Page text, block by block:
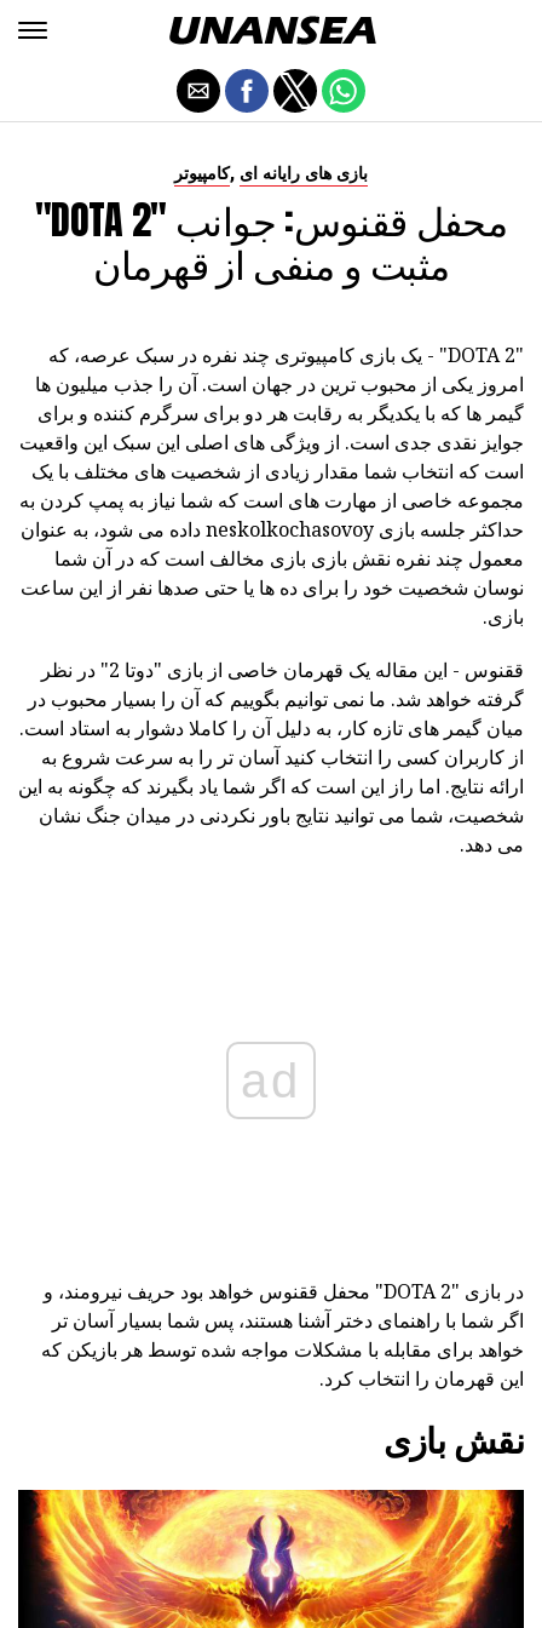
کامپیوتر, بازی های رایانه ای
"DOTA 2" محفل ققنوس: جوانب
مثبت و منفی از قهرمان
"DOTA 2" - یک بازی کامپیوتری چند نفره در سبک عرصه، که
امروز یکی از محبوب ترین در جهان است. آن را جذب میلیون ها
گیمر ها که با یکدیگر به رقابت هر دو برای سرگرم کننده و برای
جوایز نقدی جدی است. از ویژگی های اصلی این سبک این واقعیت
است که انتخاب شما مقدار زیادی از شخصیت های مختلف با یک
مجموعه خاصی از مهارت های است که شما نیاز به پمپ کردن به
حداکثر جلسه بازی neskolkochasovoy داده می شود، به عنوان
معمول چند نفره نقش بازی بازی مخالف است که در آن شما
نوسان شخصیت خود را برای ده ها یا حتی صدها نفر از این ساعت
بازی.
ققنوس - این مقاله یک قهرمان خاصی از بازی "دوتا 2" در نظر
گرفته خواهد شد. ما نمی توانیم بگوییم که آن را بسیار محبوب در
میان گیمر های تازه کار، به دلیل آن را کاملا دشوار به استاد است.
از کاربران کسی را انتخاب کنید آسان تر را به سرعت شروع به
ارائه نتایج. اما راز این است که اگر شما یاد بگیرند که چگونه به این
شخصیت، شما می توانید نتایج باور نکردنی در میدان جنگ نشان
می دهد.
ad
در بازی "DOTA 2" محفل ققنوس خواهد بود حریف نیرومند، و
اگر شما با راهنمای دختر آشنا هستند، پس شما بسیار آسان تر
خواهد برای مقابله با مشکلات مواجه شده توسط هر بازیکن که
این قهرمان را انتخاب کرد.
نقش بازی